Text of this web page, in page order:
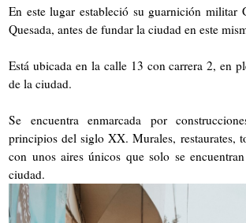
En este lugar estableció su guarnición militar
Quesada, antes de fundar la ciudad en este
Está ubicada en la calle 13 con carrera 2, en
de la ciudad.
Se encuentra enmarcada por
principios del siglo XX. Murales, restaurates,
con unos aires únicos que solo se
ciudad.